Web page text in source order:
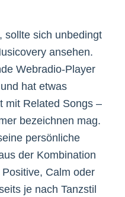
sollte sich unbedingt
ansehen.
Webradio-Player
hat etwas
mit Related Songs –
bezeichnen mag.
persönliche
der Kombination
Calm oder
je nach Tanzstil